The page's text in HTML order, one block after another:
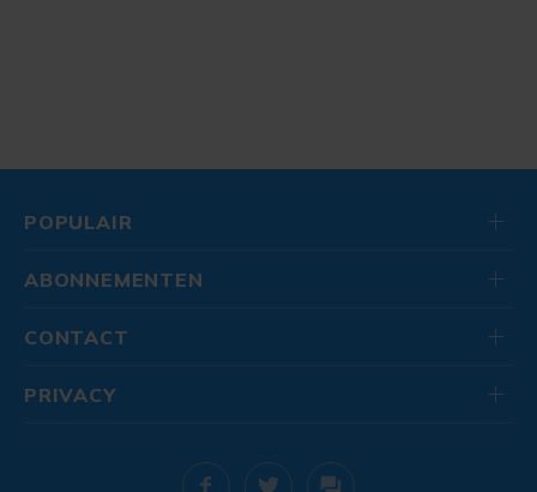
POPULAIR
ABONNEMENTEN
CONTACT
PRIVACY